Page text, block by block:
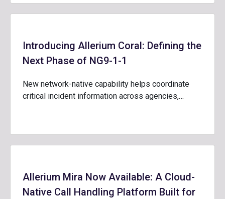
Introducing Allerium Coral: Defining the
Next Phase of NG9-1-1
New network-native capability helps coordinate
critical incident information across agencies,…
Allerium Mira Now Available: A Cloud-
Native Call Handling Platform Built for